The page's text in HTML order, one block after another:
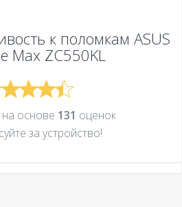
к поломкам ASUS
Max ZC550KL
основе 131 оценок
за устройcтво!